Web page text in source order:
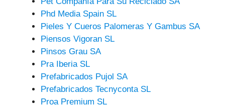
Phd Media Spain SL
Pieles Y Cueros Palomeras Y Gambus SA
Piensos Vigoran SL
Pinsos Grau SA
Pra Iberia SL
Prefabricados Pujol SA
Prefabricados Tecnyconta SL
Proa Premium SL